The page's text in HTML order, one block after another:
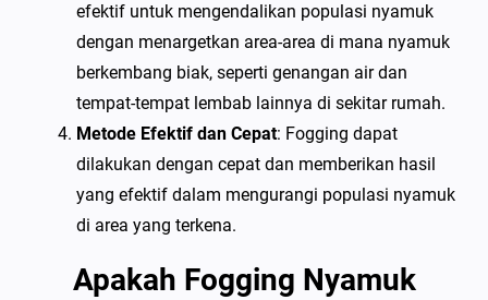
efektif untuk mengendalikan populasi nyamuk
dengan menargetkan area-area di mana nyamuk
berkembang biak, seperti genangan air dan
tempat-tempat lembab lainnya di sekitar rumah.
Metode Efektif dan Cepat: Fogging dapat
dilakukan dengan cepat dan memberikan hasil
yang efektif dalam mengurangi populasi nyamuk
di area yang terkena.
Apakah Fogging Nyamuk